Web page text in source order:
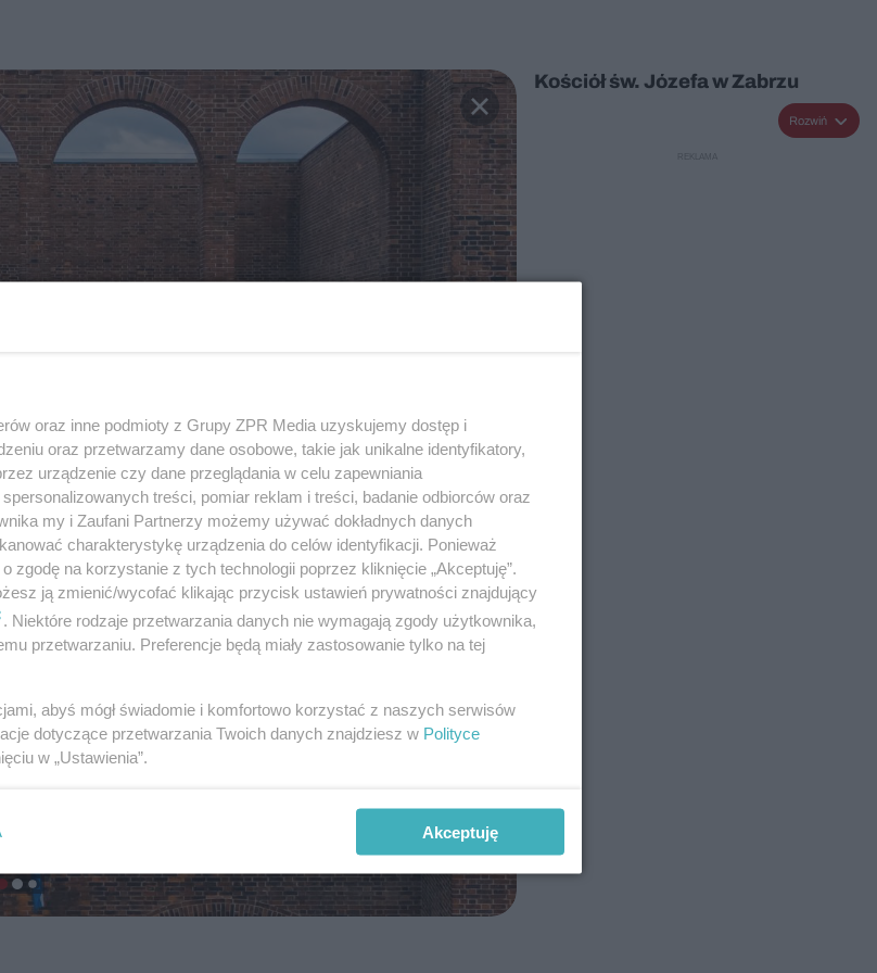
Kościół św. Józefa w Zabrzu
Rozwiń
oraz inne podmioty z Grupy ZPR Media uzyskujemy dostęp i
oraz przetwarzamy dane osobowe, takie jak unikalne identyfikatory,
urządzenie czy dane przeglądania w celu zapewniania
treści, pomiar reklam i treści, badanie odbiorców oraz
my i Zaufani Partnerzy możemy używać dokładnych danych
charakterystykę urządzenia do celów identyfikacji. Ponieważ
zgodę na korzystanie z tych technologii poprzez kliknięcie „Akceptuję”.
ją zmienić/wycofać klikając przycisk ustawień prywatności znajdujący
. Niektóre rodzaje przetwarzania danych nie wymagają zgody użytkownika,
przetwarzaniu. Preferencje będą miały zastosowanie tylko na tej
abyś mógł świadomie i komfortowo korzystać z naszych serwisów
dotyczące przetwarzania Twoich danych znajdziesz w Polityce
w „Ustawienia”.
Akceptuję